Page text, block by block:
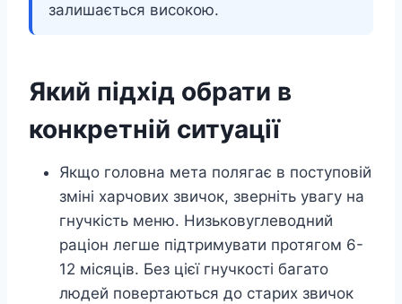
залишається високою.
Який підхід обрати в
конкретній ситуації
Якщо головна мета полягає в поступовій
зміні харчових звичок, зверніть увагу на
гнучкість меню. Низьковуглеводний
раціон легше підтримувати протягом 6-
12 місяців. Без цієї гнучкості багато
людей повертаються до старих звичок